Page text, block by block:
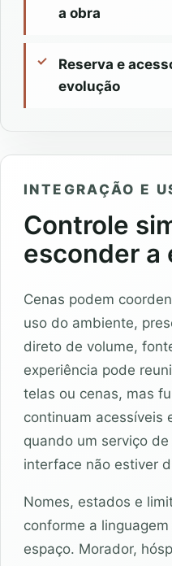
a obra
Reserva e
evolução
INTEGRAÇÃO E
Controle
esconder a
Cenas podem
uso do ambiente,
direto de volume,
experiência pode
telas ou cenas, mas
continuam acessíveis
quando um serviço
interface não estiver
Nomes, estados e
conforme a
espaço. Morador,